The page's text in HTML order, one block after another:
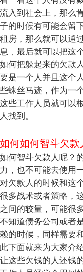
流入到社会上，那么
子的时候有可能会留
租房，那么就可以通
息，最后就可以把这
如何把躲起来的欠款
要是一个人并且这个
些蛛丝马迹，作为一
这些工作人员就可以
人找到。
如何如何智斗欠款
如何智斗欠款人呢？
力，也不可能去使用
对欠款人的时候和这
很多战术或者策略，
之间的较量，可能很
不知道债务公司或者
赖的时候，同样需要
此下面就来为大家介
让这些欠钱的人还钱的